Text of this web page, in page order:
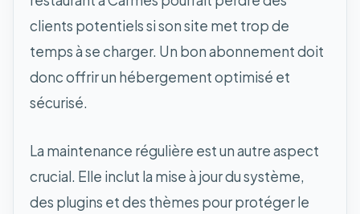
clients potentiels si son site met trop de
temps à se charger. Un bon abonnement doit
donc offrir un hébergement optimisé et
sécurisé.
La maintenance régulière est un autre aspect
crucial. Elle inclut la mise à jour du système,
des plugins et des thèmes pour protéger le